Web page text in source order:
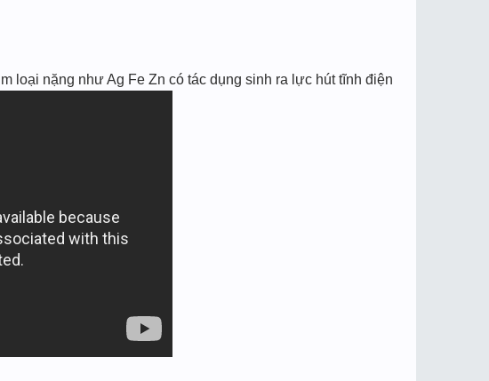
loại nặng như Ag Fe Zn có tác dụng sinh ra lực hút tĩnh điện